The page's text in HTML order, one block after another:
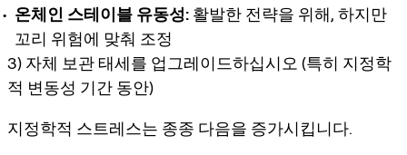
온체인 스테이블 유동성: 활발한 전략을 위해, 하지만
꼬리 위험에 맞춰 조정
3) 자체 보관 태세를 업그레이드하십시오 (특히 지정학
적 변동성 기간 동안)
지정학적 스트레스는 종종 다음을 증가시킵니다.